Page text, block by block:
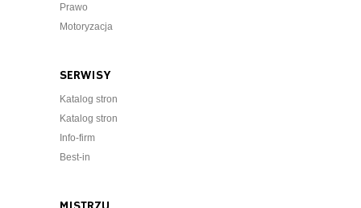
Prawo
Motoryzacja
SERWISY
Katalog stron
Katalog stron
Info-firm
Best-in